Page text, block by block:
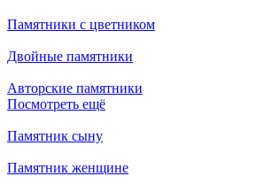
Памятники с цветником
Двойные памятники
Авторские памятники
Посмотреть ещё
Памятник сыну
Памятник женщине